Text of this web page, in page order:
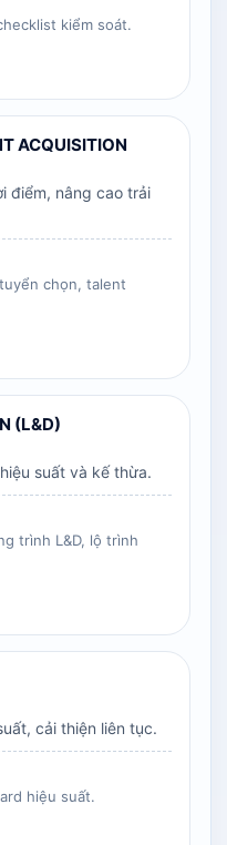
kiểm soát.
ACQUISITION
điểm, nâng cao trải
chọn, talent
(L&D)
suất và kế thừa.
trình L&D, lộ trình
cải thiện liên tục.
hiệu suất.